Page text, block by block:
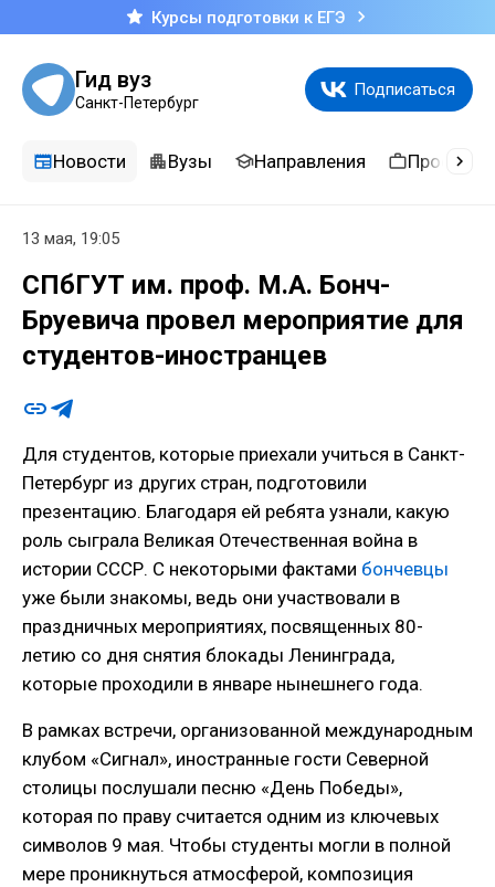
Курсы подготовки к ЕГЭ
Гид вуз
Санкт-Петербург
Подписаться
Новости Вузы Направления
13 мая, 19:05
СПбГУТ им. проф. М.А. Бонч-
Бруевича провел мероприятие для
студентов-иностранцев
Для студентов, которые приехали учиться в Санкт-
Петербург из других стран, подготовили
презентацию. Благодаря ей ребята узнали, какую
роль сыграла Великая Отечественная война в
истории СССР. С некоторыми фактами бончевцы
уже были знакомы, ведь они участвовали в
праздничных мероприятиях, посвященных 80-
летию со дня снятия блокады Ленинграда,
которые проходили в январе нынешнего года.
В рамках встречи, организованной международным
клубом «Сигнал», иностранные гости Северной
столицы послушали песню «День Победы»,
которая по праву считается одним из ключевых
символов 9 мая. Чтобы студенты могли в полной
мере проникнуться атмосферой, композиция